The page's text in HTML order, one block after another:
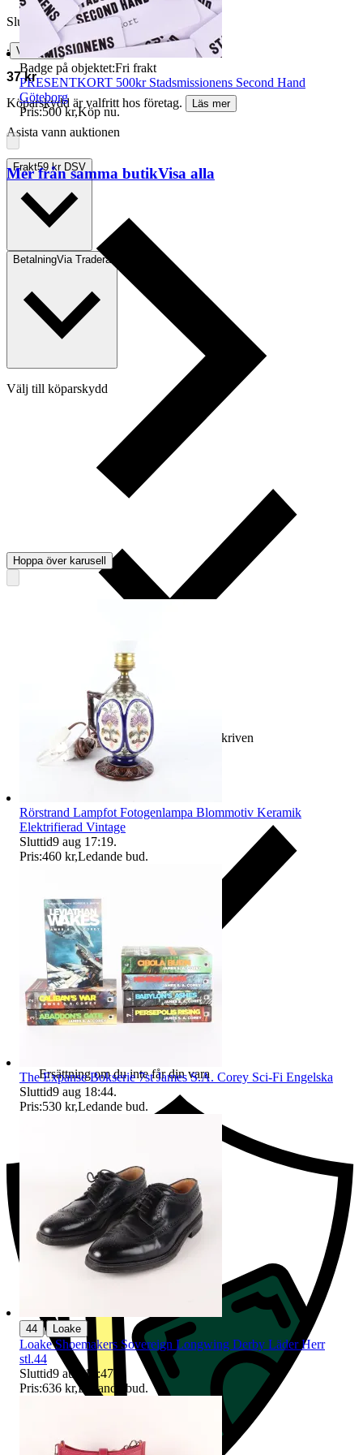
Slutpris
∙ Visa bud
37 kr
Köparskydd är valfritt hos företag.
Läs mer
Asista vann auktionen
Frakt59 kr DSV
BetalningVia Tradera
Välj till köparskydd
Ersättning om varan inte är som beskriven
Ersättning om du inte får din vara
Badge på objektet:Fri frakt
PRESENTKORT 500kr Stadsmissionens Second Hand
Göteborg
Pris:500 kr,Köp nu.
Mer från samma butikVisa alla
Hoppa över karusell
Rörstrand Lampfot Fotogenlampa Blommotiv Keramik
Elektrifierad Vintage
Sluttid9 aug 17:19.
Pris:460 kr,Ledande bud.
The Expanse Bokserie 7st James S.A. Corey Sci-Fi Engelska
Sluttid9 aug 18:44.
Pris:530 kr,Ledande bud.
44 | Loake
Loake Shoemakers Sovereign Longwing Derby Läder Herr
stl.44
Sluttid9 aug 16:47.
Pris:636 kr,Ledande bud.